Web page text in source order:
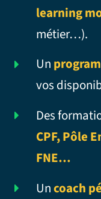
learning
métier…).
Un
vos
Des
CPF, Pôle
FNE…
Uncoach